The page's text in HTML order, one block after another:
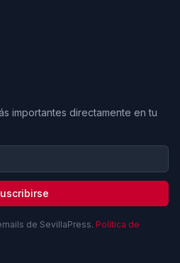
importantes directamente en tu
de SevillaPress. Política de